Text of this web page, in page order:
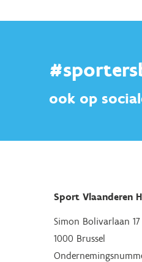
ook op
Sport Vlaanderen
Simon Bolivarlaan 17
1000 Brussel